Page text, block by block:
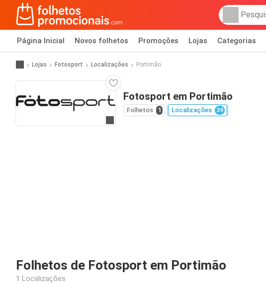
Página Inicial Novos folhetos Promoções Lojas Categorias
Lojas Fotosport Localizações Portimão
Fotosport em Portimão
Folhetos 1 Localizações 39
Folhetos de Fotosport em Portimão
1 Localizações